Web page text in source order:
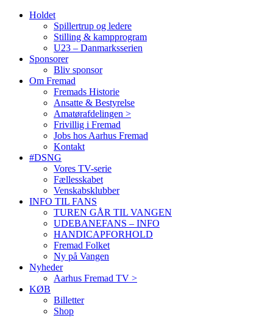
Holdet
Spillertrup og ledere
Stilling & kampprogram
U23 – Danmarksserien
Sponsorer
Bliv sponsor
Om Fremad
Fremads Historie
Ansatte & Bestyrelse
Amatørafdelingen >
Frivillig i Fremad
Jobs hos Aarhus Fremad
Kontakt
#DSNG
Vores TV-serie
Fællesskabet
Venskabsklubber
INFO TIL FANS
TUREN GÅR TIL VANGEN
UDEBANEFANS – INFO
HANDICAPFORHOLD
Fremad Folket
Ny på Vangen
Nyheder
Aarhus Fremad TV >
KØB
Billetter
Shop